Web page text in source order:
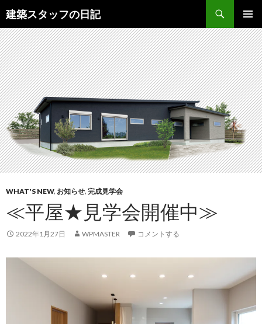
建築スタッフの日記
索
メインメ
ニュー
ン
テ
ン
ツ
へ
ス
キ
ッ
プ
WHAT'S NEW, お知らせ, 完成見学会
≪平屋★見学会開催中≫
2022年1月27日 WPMASTER コメントする